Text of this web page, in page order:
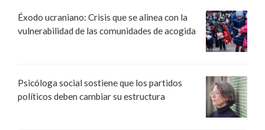
Éxodo ucraniano: Crisis que se alinea con la
vulnerabilidad de las comunidades de acogida
Psicóloga social sostiene que los partidos
políticos deben cambiar su estructura